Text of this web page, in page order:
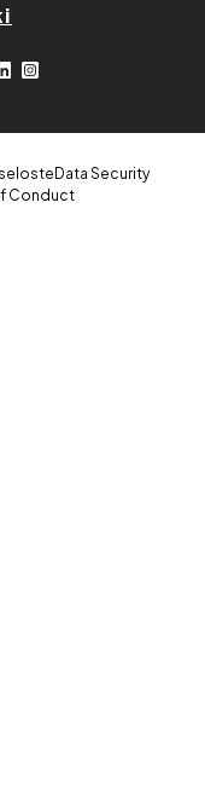
Data Security
Conduct